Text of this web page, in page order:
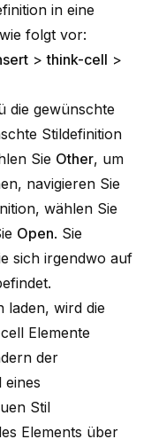
in eine
folgt vor:
>think-cell >
die gewünschte
Stildefinition
Sie Other, um
navigieren Sie
wählen Sie
Open. Sie
sich irgendwo auf
laden, wird die
Elemente
der
eines
Stil
Elements über